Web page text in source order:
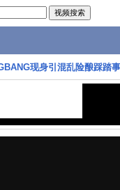
现身引混乱险酿踩踏